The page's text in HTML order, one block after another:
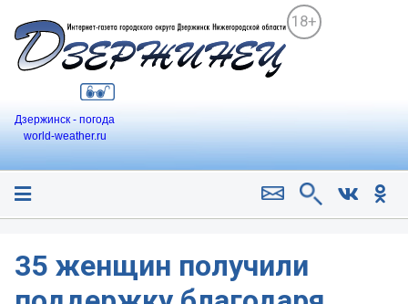
18+
Дзержинск - погода
world-weather.ru
35 женщин получили